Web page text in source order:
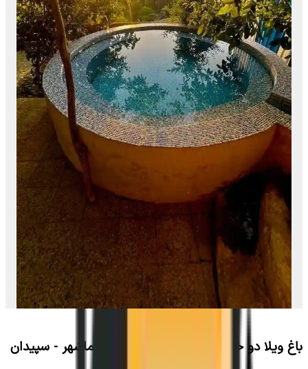
باغ ویلا دو خوابه 80 متری در سربست هماشهر - سپیدان